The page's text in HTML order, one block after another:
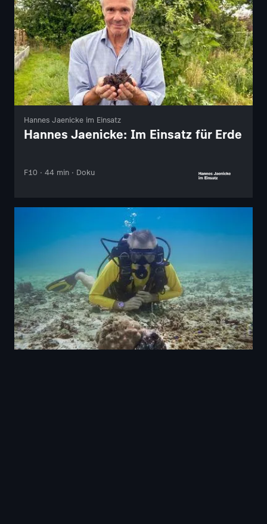
Hannes Jaenicke im Einsatz
Hannes Jaenicke: Im Einsatz für Erde
F10 · 44 min · Doku